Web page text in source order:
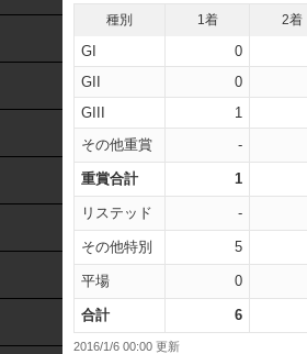
種別 1着 2着
GI 0
GII
0
GIII
1
その他重賞
-
重賞合計 1
リステッド -
その他特別 5
平場 0
合計 6
2016/1/6 00:00 更新